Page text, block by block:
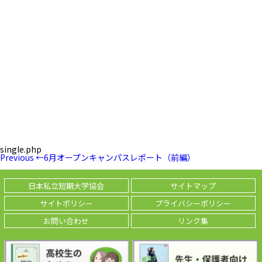
single.php
投
ナ
ビ
ゲ
ー
ョ
Previous
Previous ←6月オープンキャンパスレポート（前編）
日本私立短期大学協会
サイトマップ
サイトポリシー
プライバシーポリシー
お問い合わせ
リンク集